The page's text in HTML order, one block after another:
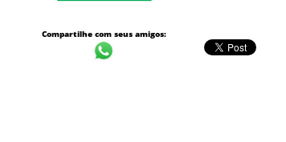
Compartilhe com seus amigos: